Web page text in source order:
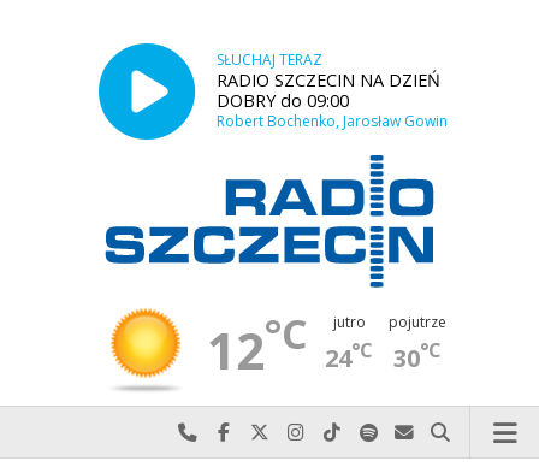
SŁUCHAJ TERAZ
RADIO SZCZECIN NA DZIEŃ
DOBRY do 09:00
Robert Bochenko, Jarosław Gowin
12°C jutro
24°C
pojutrze
30°C
Najlepiej po prostu do nas zadzwoń
Odwiedź nas na Facebook-u
Odwiedź nas na X
Odwiedź nas na Instagram-ie
Odwiedź nas na TikTok-u
Szukaj nas na Spotify
Wyślij do nas
Szukaj